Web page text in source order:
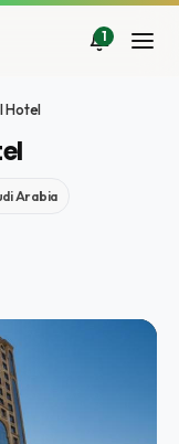
1
Hotel
Arabia